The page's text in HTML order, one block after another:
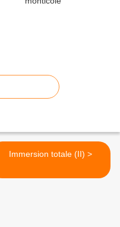
Immersion totale (II) >